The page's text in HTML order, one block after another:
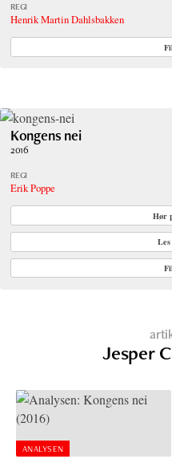
REGI
Henrik Martin Dahlsbakken
Kongens nei
2016
REGI
Erik Poppe
Hør
Jesper
ANALYSEN